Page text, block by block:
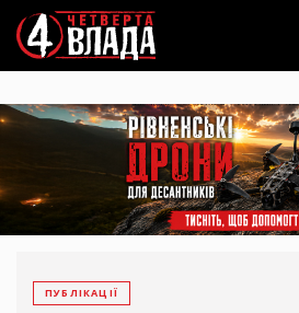
Перейти
до
основного
вмісту
ПУБЛІКАЦІЇ